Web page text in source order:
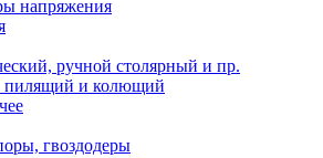
напряжения
ручной столярный и пр.
пилящий и колющий
гвоздодеры